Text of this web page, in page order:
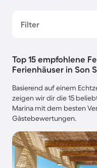
Filter
Top 15 empfohlene
Ferienhäuser in Son
Basierend auf einem
zeigen wir dir die 15
Marina mit dem besten
Gästebewertungen.